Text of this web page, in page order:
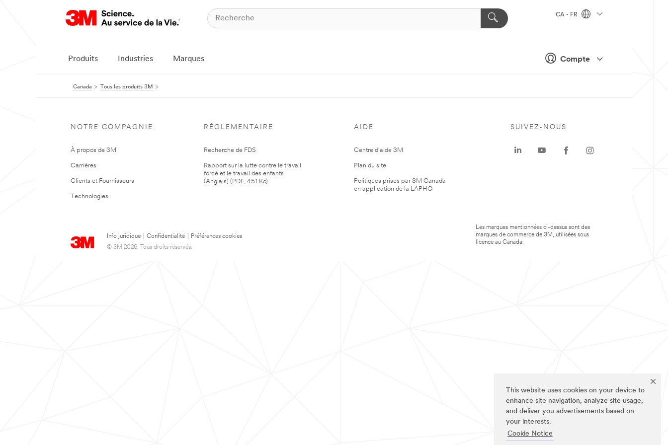
This website uses cookies on your device to
enhance site navigation, analyze site usage,
and deliver you advertisements based on
your interests.
Cookie Notice
Compte
CA - FR
Produits Industries Marques
Canada Tous les produits 3M
NOTRE COMPAGNIE
À propos de 3M
Carrières
Clients et Fournisseurs
Technologies
RÈGLEMENTAIRE
Recherche de FDS
Rapport sur la lutte contre le travail
forcé et le travail des enfants
(Anglais) (PDF, 451 Ko)
AIDE
Centre d'aide 3M
Plan du site
Politiques prises par 3M Canada
en application de la LAPHO
Info juridique Confidentialité
Préférences cookies
© 3M 2026. Tous droits réservés.
SUIVEZ-NOUS
Les marques mentionnées ci-dessus sont des
marques de commerce de 3M, utilisées sous
licence au Canada.